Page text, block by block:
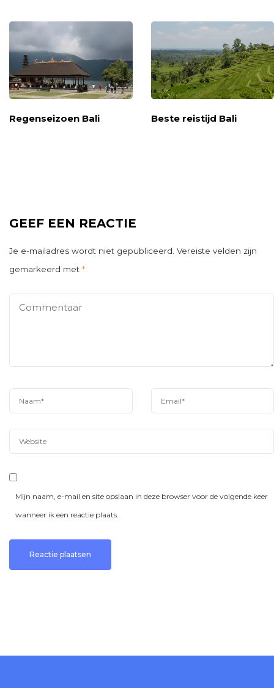
Regenseizoen Bali Beste reistijd Bali
GEEF EEN REACTIE
Je e-mailadres wordt niet gepubliceerd. Vereiste velden zijn
gemarkeerd met *
Mijn naam, e-mail en site opslaan in deze browser voor de volgende keer
wanneer ik een reactie plaats.